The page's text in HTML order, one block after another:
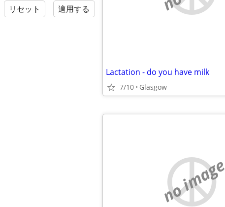
リセット 適用する
Lactation - do you have milk
7/10 Glasgow
no image